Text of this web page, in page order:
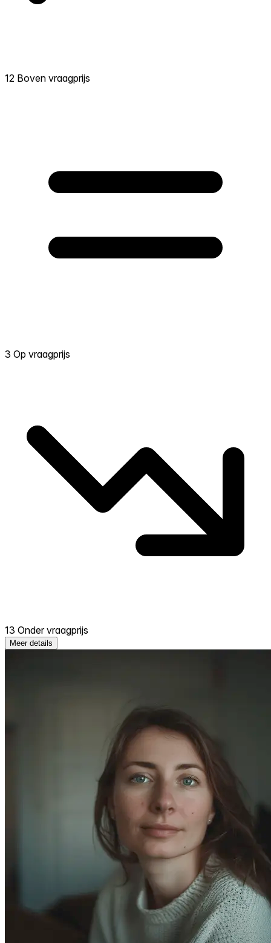
12 Boven vraagprijs
3 Op vraagprijs
13 Onder vraagprijs
Meer details